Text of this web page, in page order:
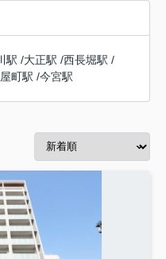
駅 /大正駅 /西長堀駅 /
町駅 /今宮駅